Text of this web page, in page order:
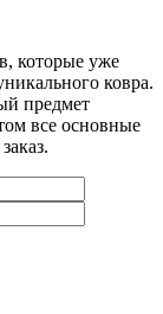
которые уже
ковра.
предмет
все основные